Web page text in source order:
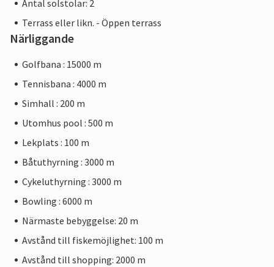
Antal solstolar: 2
Terrass eller likn. - Öppen terrass
Närliggande
Golfbana : 15000 m
Tennisbana : 4000 m
Simhall : 200 m
Utomhus pool : 500 m
Lekplats : 100 m
Båtuthyrning : 3000 m
Cykeluthyrning : 3000 m
Bowling : 6000 m
Närmaste bebyggelse: 20 m
Avstånd till fiskemöjlighet: 100 m
Avstånd till shopping: 2000 m